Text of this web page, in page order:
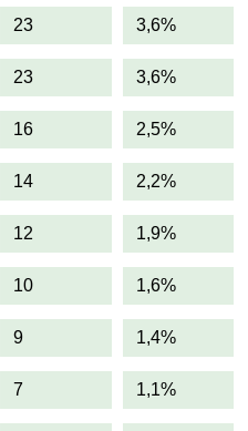
23 3,6%
23 3,6%
16 2,5%
14 2,2%
12 1,9%
10 1,6%
9 1,4%
7 1,1%